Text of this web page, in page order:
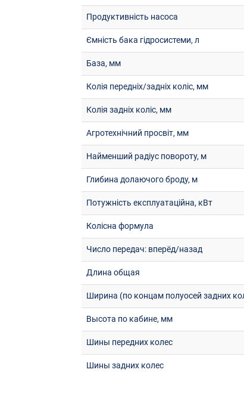
Продуктивність насоса
Ємність бака гідросистеми, л
База, мм
Колія передніх/задніх коліс, мм
Колія задніх коліс, мм
Агротехнічний просвіт, мм
Найменший радіус повороту, м
Глибина долаючого броду, м
Потужність експлуатаційна, кВт
Колісна формула
Число передач: вперёд/назад
Длина общая
Ширина (по концам полуосей задних
Высота по кабине, мм
Шины передних колес
Шины задних колес